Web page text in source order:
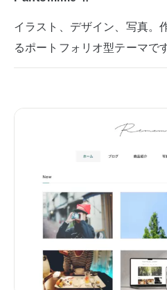
イラスト、デザイン、写真。
るポートフォリオ型テーマで